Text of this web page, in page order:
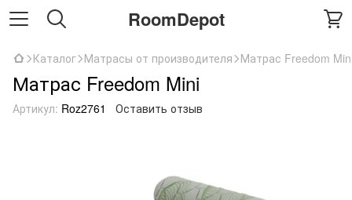
RoomDepot
Каталог Матрасы от производителя Матрас Freedom
Матрас Freedom Mini
Артикул: Roz2761 Оставить отзыв